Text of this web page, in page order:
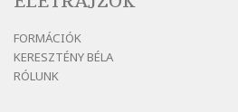
Szélkiáltó
Nagy Bandó András: Nyári éj
Szélkiáltó
FORMÁCIÓK
KERESZTÉNY BÉLA
RÓLUNK